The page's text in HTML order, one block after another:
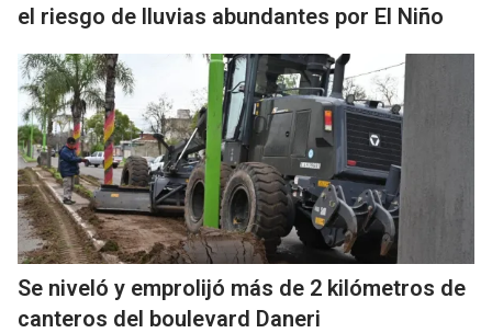
el riesgo de lluvias abundantes por El Niño
Se niveló y emprolijó más de 2 kilómetros de
canteros del boulevard Daneri